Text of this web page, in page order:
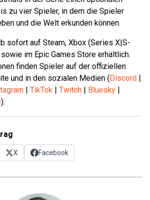
zu vier Spieler, in dem die Spieler
und die Welt erkunden können.
sofort auf Steam, Xbox (Series X|S-
im Epic Games Store erhältlich.
finden Spieler auf der offiziellen
und in den sozialen Medien ( Discord
TikTok Twitch Bluesky
).
X Facebook